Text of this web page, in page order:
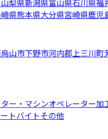
山梨県新潟県富山県石川県福
県熊本県大分県宮崎県鹿児
山市下野市河内郡上三川町
ー・マシンオペレーター加
トバイトその他